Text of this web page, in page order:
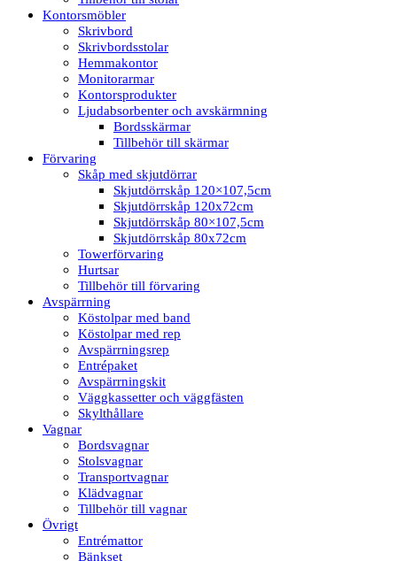
Kontorsmöbler
Skrivbord
Skrivbordsstolar
Hemmakontor
Monitorarmar
Kontorsprodukter
Ljudabsorbenter och avskärmning
Bordsskärmar
Tillbehör till skärmar
Förvaring
Skåp med skjutdörrar
Skjutdörrskåp 120×107,5cm
Skjutdörrskåp 120x72cm
Skjutdörrskåp 80×107,5cm
Skjutdörrskåp 80x72cm
Towerförvaring
Hurtsar
Tillbehör till förvaring
Avspärrning
Köstolpar med band
Köstolpar med rep
Avspärrningsrep
Entrépaket
Avspärrningskit
Väggkassetter och väggfästen
Skylthållare
Vagnar
Bordsvagnar
Stolsvagnar
Transportvagnar
Klädvagnar
Tillbehör till vagnar
Övrigt
Entrémattor
Bänkset